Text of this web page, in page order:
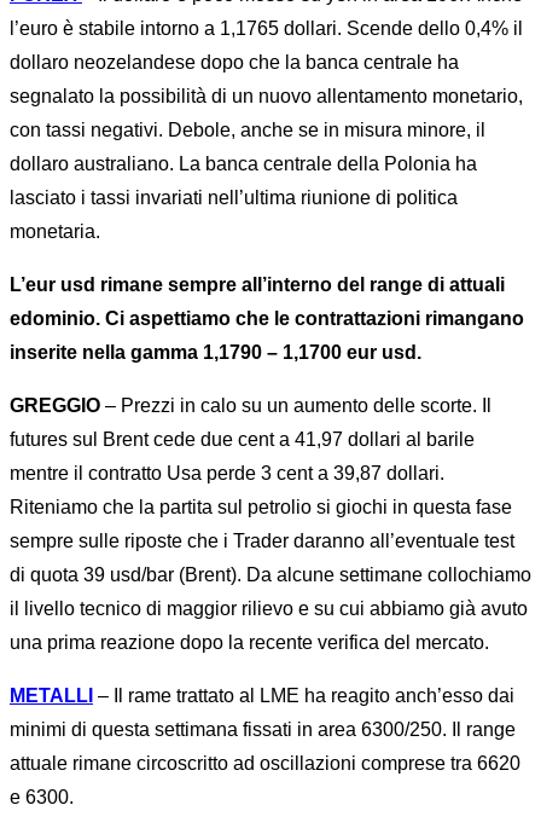
l’euro è stabile intorno a 1,1765 dollari. Scende dello 0,4% il
dollaro neozelandese dopo che la banca centrale ha
segnalato la possibilità di un nuovo allentamento monetario,
con tassi negativi. Debole, anche se in misura minore, il
dollaro australiano. La banca centrale della Polonia ha
lasciato i tassi invariati nell’ultima riunione di politica
monetaria.
L’eur usd rimane sempre all’interno del range di attuali
edominio. Ci aspettiamo che le contrattazioni rimangano
inserite nella gamma 1,1790 – 1,1700 eur usd.
GREGGIO – Prezzi in calo su un aumento delle scorte. Il
futures sul Brent cede due cent a 41,97 dollari al barile
mentre il contratto Usa perde 3 cent a 39,87 dollari.
Riteniamo che la partita sul petrolio si giochi in questa fase
sempre sulle riposte che i Trader daranno all’eventuale test
di quota 39 usd/bar (Brent). Da alcune settimane collochiamo
il livello tecnico di maggior rilievo e su cui abbiamo già avuto
una prima reazione dopo la recente verifica del mercato.
METALLI – Il rame trattato al LME ha reagito anch’esso dai
minimi di questa settimana fissati in area 6300/250. Il range
attuale rimane circoscritto ad oscillazioni comprese tra 6620
e 6300.